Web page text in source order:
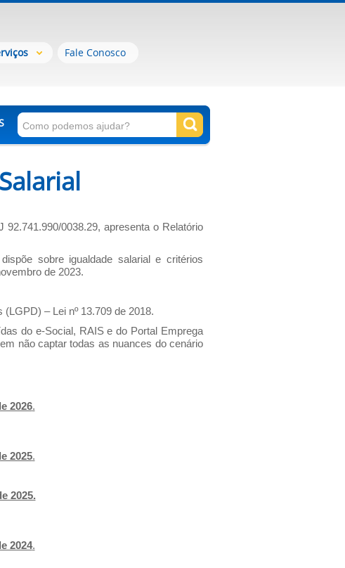
Fale Conosco
92.741.990/0038.29, apresenta o Relatório
sobre igualdade salarial e critérios
de 2023.
– Lei nº 13.709 de 2018.
do e-Social, RAIS e do Portal Emprega
não captar todas as nuances do cenário
2026.
2025.
2025.
2024.